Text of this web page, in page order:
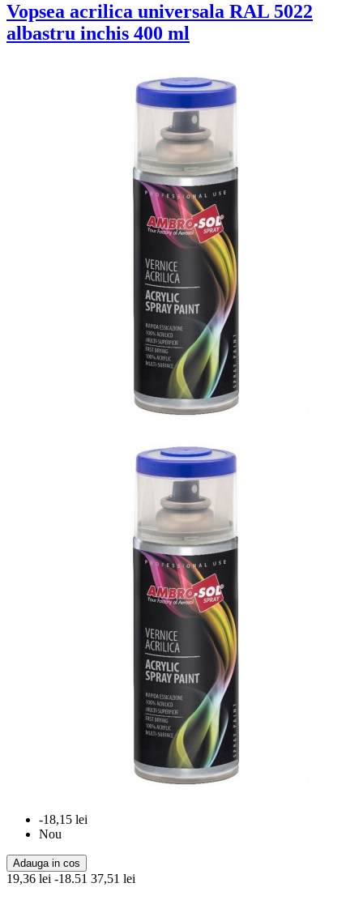
Vopsea acrilica universala RAL 5022
albastru inchis 400 ml
-18,15 lei
Nou
Adauga in cos
19,36 lei -18.51 37,51 lei